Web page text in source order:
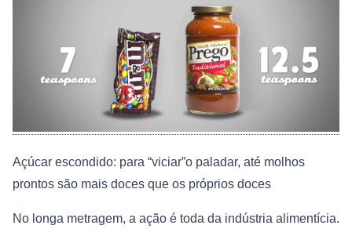
Açúcar escondido: para “viciar”o paladar, até molhos
prontos são mais doces que os próprios doces
No longa metragem, a ação é toda da indústria alimentícia.